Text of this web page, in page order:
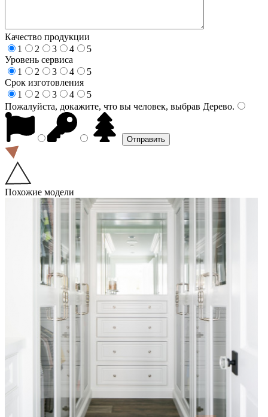
Качество продукции
1
2 3 4
5
Уровень сервиса
1
2 3 4
5
Срок изготовления
1
2 3 4
5
Пожалуйста, докажите, что вы человек, выбрав Дерево.
Похожие модели